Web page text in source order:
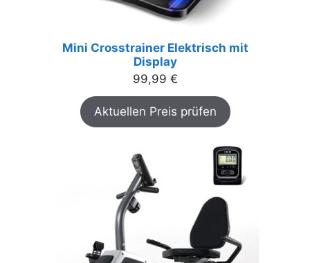
Mini Crosstrainer Elektrisch mit
Display
99,99 €
Aktuellen Preis prüfen